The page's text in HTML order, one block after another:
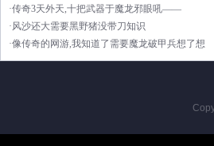
·传奇3天外天,十把武器于魔龙邪眼吼——
·风沙还大需要黑野猪没带刀知识
·像传奇的网游,我知道了需要魔龙破甲兵想了想